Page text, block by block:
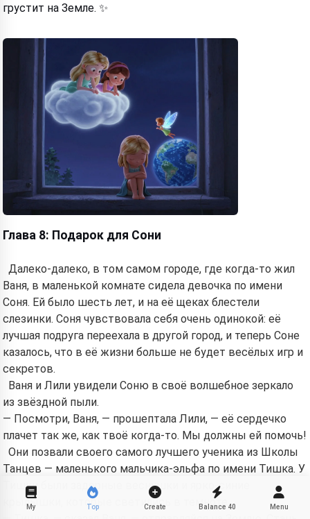
грустит на Земле. ✨
Глава 8: Подарок для Сони
Далеко-далеко, в том самом городе, где когда-то жил
Ваня, в маленькой комнате сидела девочка по имени
Соня. Ей было шесть лет, и на её щеках блестели
слезинки. Соня чувствовала себя очень одинокой: её
лучшая подруга переехала в другой город, и теперь Соне
казалось, что в её жизни больше не будет весёлых игр и
секретов.
Ваня и Лили увидели Соню в своё волшебное зеркало
из звёздной пыли.
— Посмотри, Ваня, — прошептала Лили, — её сердечко
плачет так же, как твоё когда-то. Мы должны ей помочь!
Они позвали своего самого лучшего ученика из Школы
Танцев — маленького мальчика-эльфа по имени Тишка. У
Тишки были задорные веснушки и ярко-синие
крылышки, которые светились в темноте.
My Top Create Balance 40 Menu